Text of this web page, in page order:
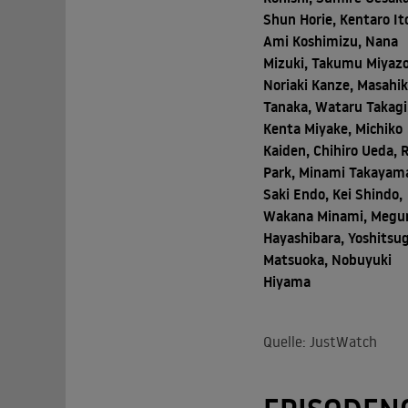
Shun Horie, Kentaro
Ami Koshimizu, Nana
Mizuki, Takumu
Noriaki Kanze,
Tanaka, Wataru
Kenta Miyake, Michiko
Kaiden, Chihiro Ueda,
Park, Minami
Saki Endo, Kei Shindo,
Wakana Minami,
Hayashibara,
Matsuoka, Nobuyuki
Hiyama
Quelle: JustWatch